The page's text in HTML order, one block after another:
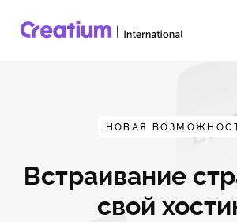
НОВАЯ
Встраивание
свой